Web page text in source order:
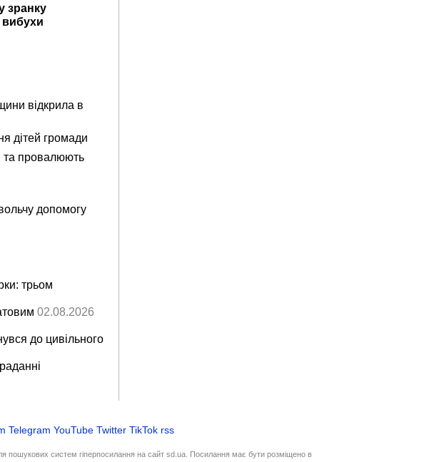
зранку
відкрила в
дітей громади
та провалюють
допомогу
трьом
02.08.2026
до цивільного
Telegram YouTube Twitter TikTok rss
пошукових систем гіперпосилання на сайт sd.ua. Посилання має бути розміщено в